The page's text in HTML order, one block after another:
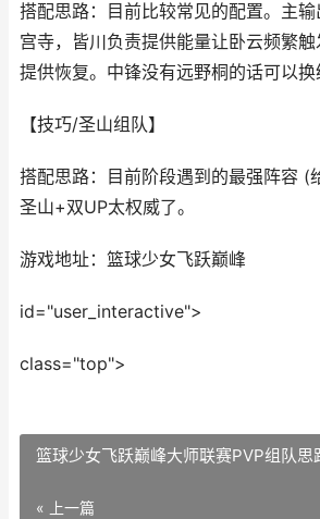
搭配思路：目前比较常见的配置。主
宫寺，皆川负责提供能量让卧云频繁
提供恢复。中锋没有远野桐的话可以换
【技巧/圣山组队】
搭配思路：目前阶段遇到的最强阵容 (
圣山+双UP太权威了。
游戏地址：篮球少女飞跃巅峰
id="user_interactive">
class="top">
篮球少女飞跃巅峰大师联赛PVP组队思
« 上一篇